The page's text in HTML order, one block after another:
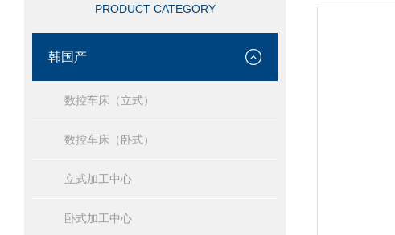
PRODUCT CATEGORY
韩国产
数控车床（立式）
数控车床（卧式）
立式加工中心
卧式加工中心